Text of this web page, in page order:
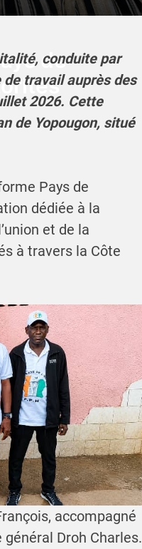
de
conduite par
travail auprès des
2026. Cette
de Yopougon, situé
Pays de
dédiée à la
et de la
à travers la Côte
accompagné
Droh Charles.